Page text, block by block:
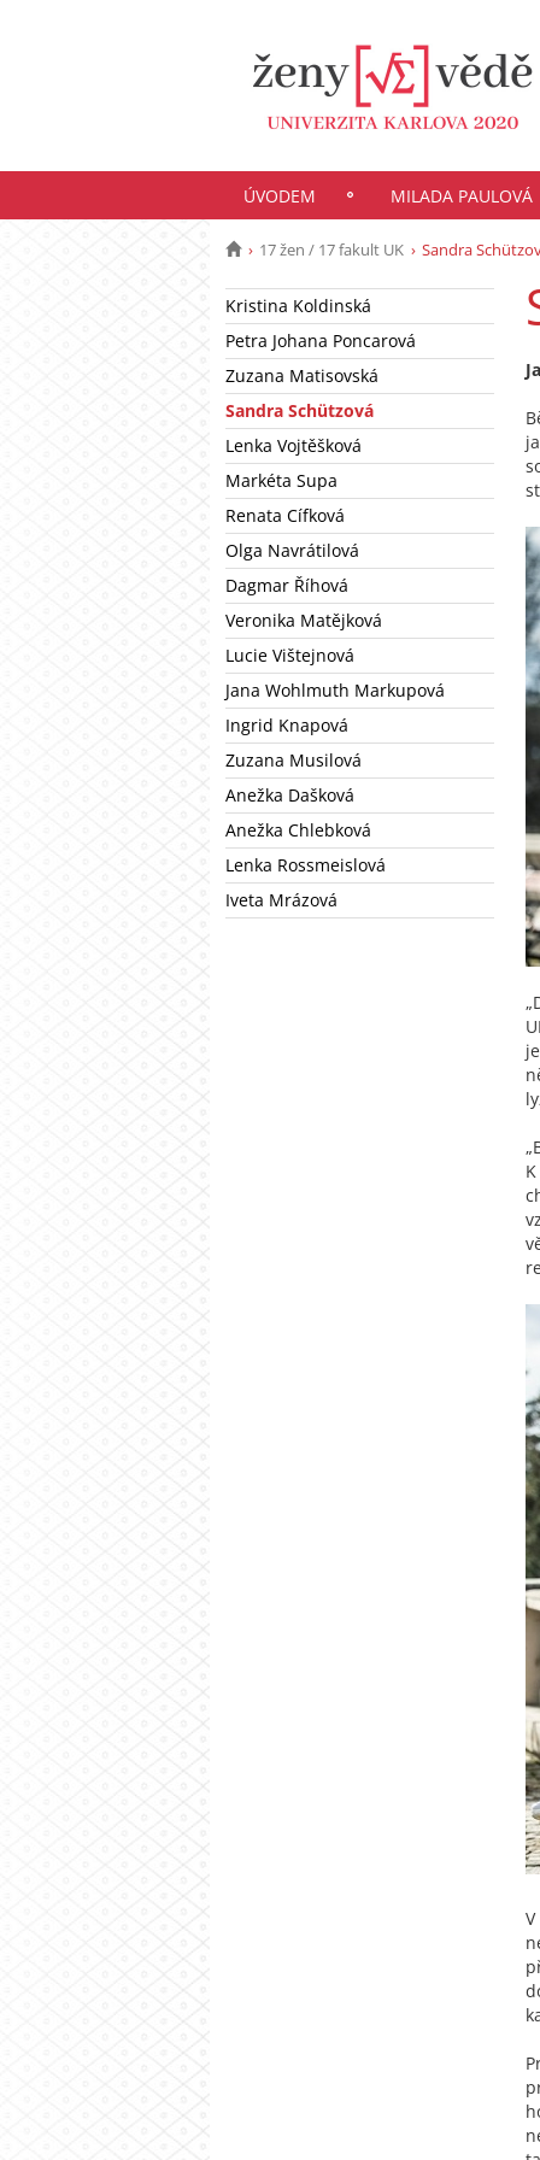
ÚVODEM MILADA PAULOVÁ
17 žen / 17 fakult UK Sandra
Kristina Koldinská
Petra Johana Poncarová
Zuzana Matisovská
Sandra Schützová
Lenka Vojtěšková
Markéta Supa
Renata Cífková
Olga Navrátilová
Dagmar Říhová
Veronika Matějková
Lucie Vištejnová
Jana Wohlmuth Markupová
Ingrid Knapová
Zuzana Musilová
Anežka Dašková
Anežka Chlebková
Lenka Rossmeislová
Iveta Mrázová